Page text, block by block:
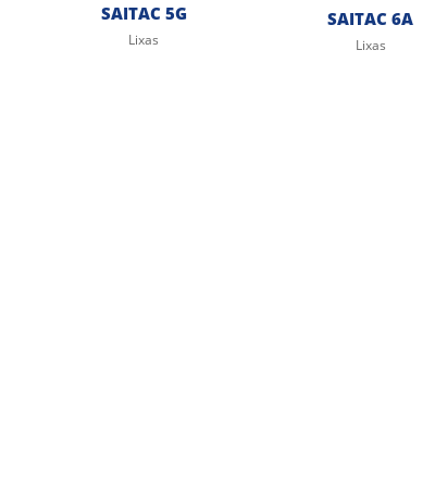
SAITAC 5G
Lixas
SAITAC 6A
Lixas